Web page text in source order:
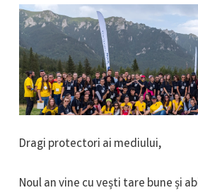
Dragi protectori ai mediului,
Noul an vine cu vești tare bune și